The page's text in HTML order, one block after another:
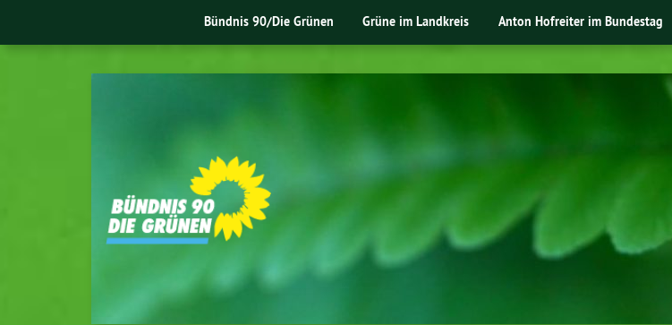
Bündnis 90/Die Grünen Grüne im Landkreis Anton Hofreiter im Bundestag